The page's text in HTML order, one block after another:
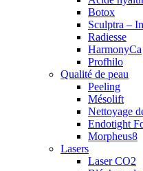
Botox
Sculptra –
Radiesse
HarmonyCa
Profhilo
Qualité de peau
Peeling
Mésolift
Nettoyage
Endotight
Morpheus8
Lasers
Laser CO2